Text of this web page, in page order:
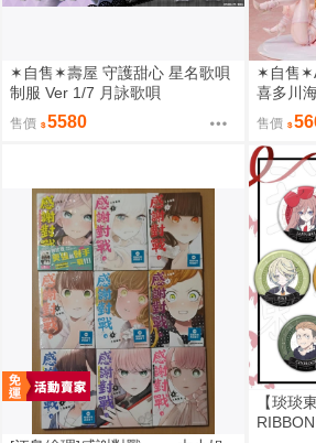
✶自售✶壽屋 守護甜心 星名歌唄
制服 Ver 1/7 月詠歌唄
售價 5580
✶自售
喜多川
售價
【琰琰